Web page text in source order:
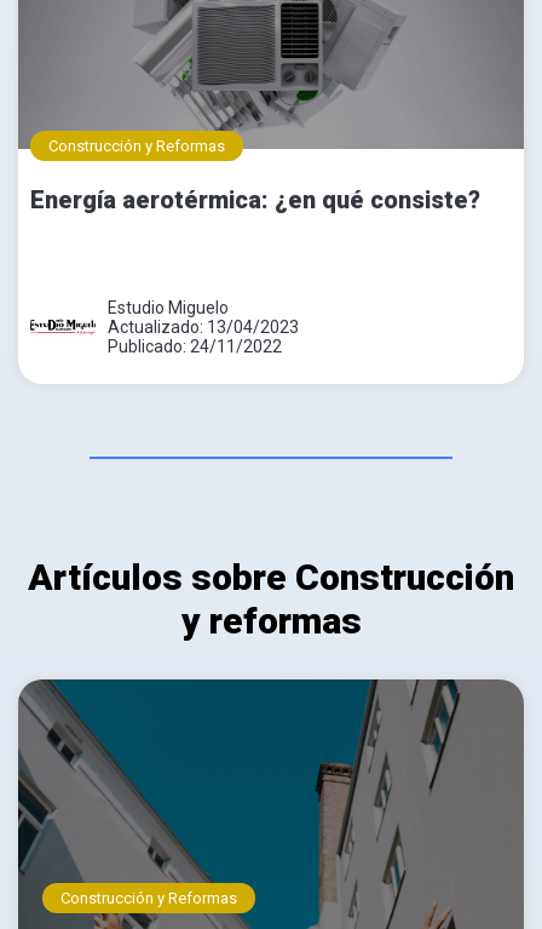
Construcción y Reformas
Energía aerotérmica: ¿en qué consiste?
Estudio Miguelo
Actualizado: 13/04/2023
Publicado: 24/11/2022
Artículos sobre Construcción
y reformas
Construcción y Reformas